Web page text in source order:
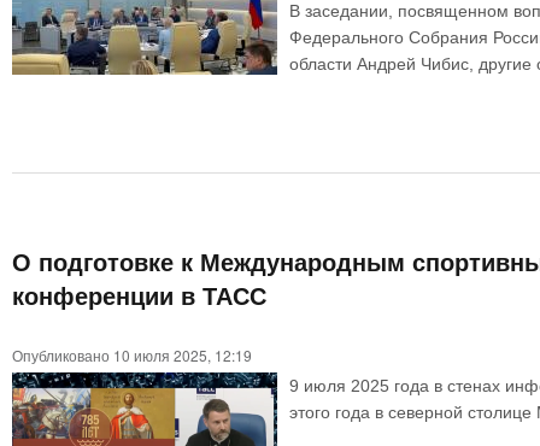
В заседании, посвященном
Федерального Собрания
области Андрей Чибис,
О подготовке к Международным
конференции в ТАСС
Опубликовано 10 июля 2025, 12:19
9 июля 2025 года в стенах
этого года в северной